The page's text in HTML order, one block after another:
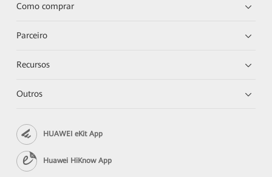
Como comprar
Parceiro
Recursos
Outros
HUAWEI eKit App
Huawei HiKnow App